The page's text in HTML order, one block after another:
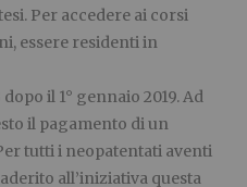
Per accedere ai corsi
essere residenti in
il 1° gennaio 2019. Ad
il pagamento di un
tutti i neopatentati aventi
all’iniziativa questa